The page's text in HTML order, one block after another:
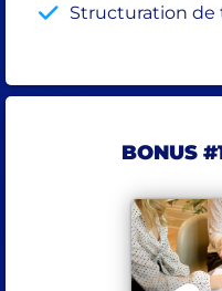
Structuration de
BONUS